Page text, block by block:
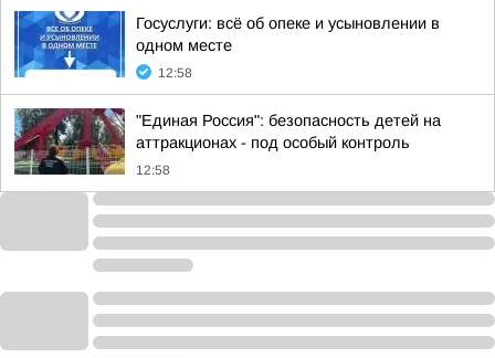
Госуслуги: всё об опеке и усыновлении в
одном месте
12:58
"Единая Россия": безопасность детей на
аттракционах - под особый контроль
12:58